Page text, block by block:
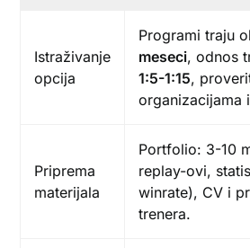
Istraživanje
opcija
Programi traju
meseci, odnos
1:5-1:15,
organizacijama
Priprema
materijala
Portfolio: 3-10
replay-ovi,
winrate), CV i
trenera.